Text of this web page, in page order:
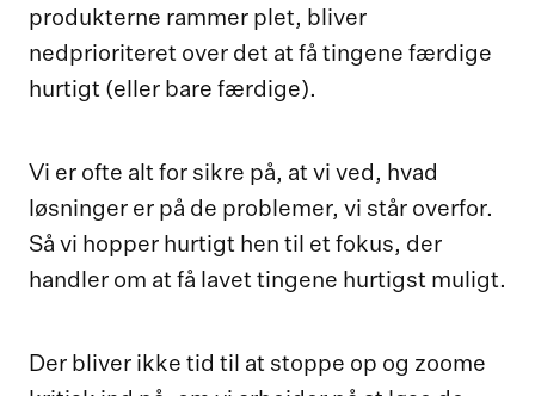
produkterne rammer plet, bliver
nedprioriteret over det at få tingene færdige
hurtigt (eller bare færdige).
Vi er ofte alt for sikre på, at vi ved, hvad
løsninger er på de problemer, vi står overfor.
Så vi hopper hurtigt hen til et fokus, der
handler om at få lavet tingene hurtigst muligt.
Der bliver ikke tid til at stoppe op og zoome